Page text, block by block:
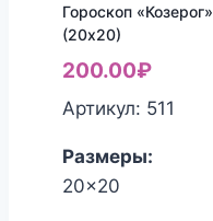
Гороскоп «Козерог»
(20х20)
200.00₽
Артикул: 511
Размеры:
20x20